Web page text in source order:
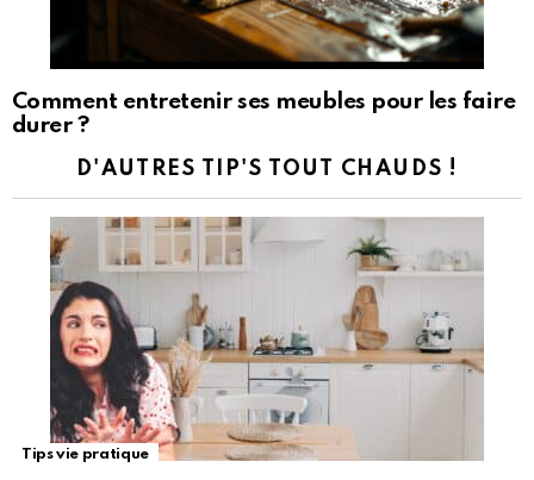
Comment entretenir ses meubles pour les faire
durer ?
D'AUTRES TIP'S TOUT CHAUDS !
Tips vie pratique